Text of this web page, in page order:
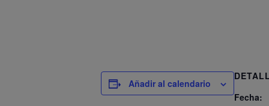
Añadir al calendario
Fecha: